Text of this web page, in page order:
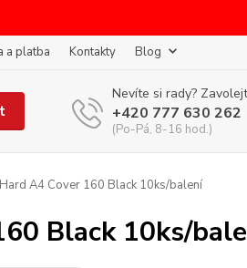
a platba Kontakty Blog
Nevíte si rady?
+420 777 630 262
(Po-Pá, 8-16 hod.)
A4 Cover 160 Black 10ks/balení
Black 10ks/